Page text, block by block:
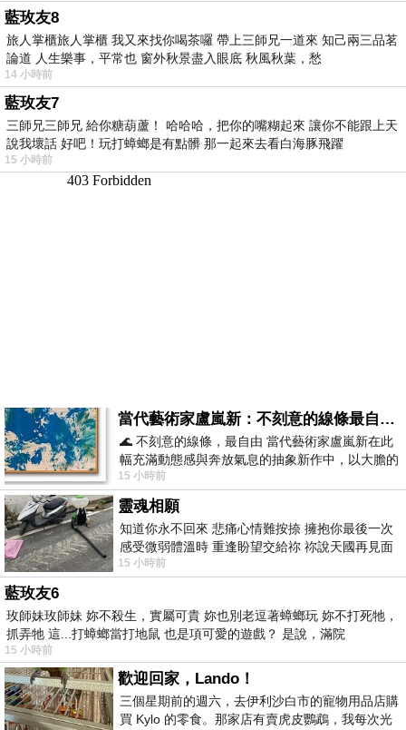
藍玫友8
旅人掌櫃旅人掌櫃 我又來找你喝茶囉 帶上三師兄一道來 知己兩三品茗
論道 人生樂事，平常也 窗外秋景盡入眼底 秋風秋葉，愁
14 小時前
藍玫友7
三師兄三師兄 給你糖葫蘆！ 哈哈哈，把你的嘴糊起來 讓你不能跟上天
說我壞話 好吧！玩打蟑螂是有點髒 那一起來去看白海豚飛躍
15 小時前
當代藝術家盧嵐新：不刻意的線條最自由，讓色彩流動、筆觸自己說話
🌊 不刻意的線條，最自由 當代藝術家盧嵐新在此
幅充滿動態感與奔放氣息的抽象新作中，以大膽的
藍色顏料在白色畫布上揮灑、壓印與流淌
15 小時前
靈魂相願
知道你永不回來 悲痛心情難按捺 擁抱你最後一次
感受微弱體溫時 重逢盼望交給祢 祢說天國再見面
此刻忍淚說別離 他日靈魂再
15 小時前
藍玫友6
玫師妹玫師妹 妳不殺生，實屬可貴 妳也別老逗著蟑螂玩 妳不打死牠，
抓弄牠 這...打蟑螂當打地鼠 也是項可愛的遊戲？ 是說，滿院
15 小時前
歡迎回家，Lando！
三個星期前的週六，去伊利沙白市的寵物用品店購
買 Kylo 的零食。那家店有賣虎皮鸚鵡，我每次光